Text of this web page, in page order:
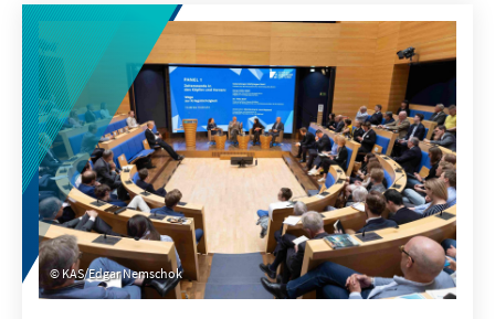
Know-how und über beispiellose
Produktionsnetzwerke. Zur gleichen Zeit
befinden sich viele dieser Sektoren aktuell in
der Krise und verfügen über freie Kapazitäten.
Die Studie unterbreitet Vorschläge, wie diese
Potenziale schnell und effektiv gehoben
werden können.
KAS/Edgar Nemschok